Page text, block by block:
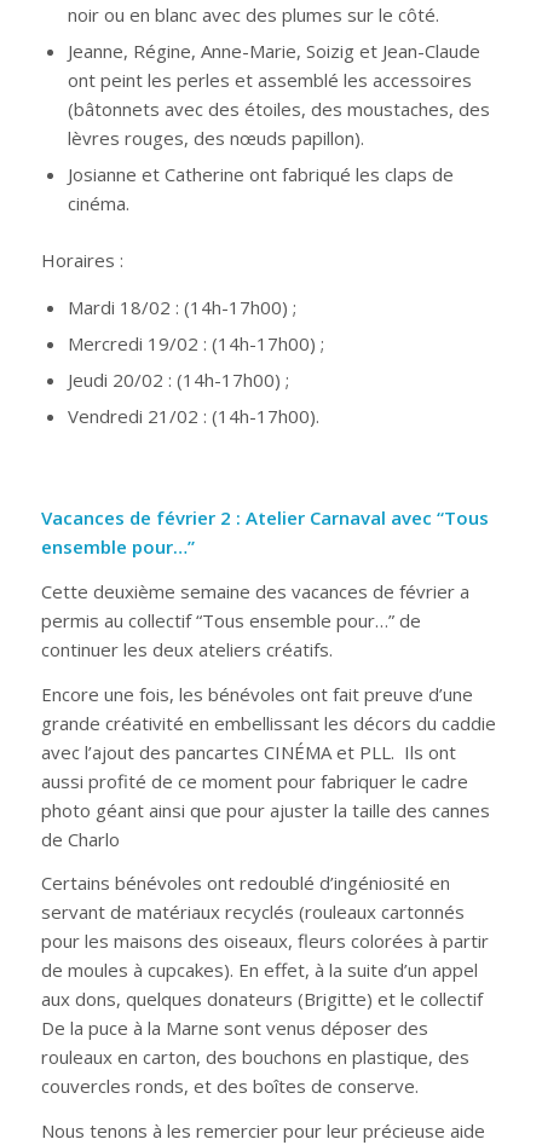
noir ou en blanc avec des plumes sur le côté.
Jeanne, Régine, Anne-Marie, Soizig et Jean-Claude
ont peint les perles et assemblé les accessoires
(bâtonnets avec des étoiles, des moustaches, des
lèvres rouges, des nœuds papillon).
Josianne et Catherine ont fabriqué les claps de
cinéma.
Horaires :
Mardi 18/02 : (14h-17h00) ;
Mercredi 19/02 : (14h-17h00) ;
Jeudi 20/02 : (14h-17h00) ;
Vendredi 21/02 : (14h-17h00).
Vacances de février 2 : Atelier Carnaval avec “Tous
ensemble pour…”
Cette deuxième semaine des vacances de février a
permis au collectif “Tous ensemble pour…” de
continuer les deux ateliers créatifs.
Encore une fois, les bénévoles ont fait preuve d’une
grande créativité en embellissant les décors du caddie
avec l’ajout des pancartes CINÉMA et PLL. Ils ont
aussi profité de ce moment pour fabriquer le cadre
photo géant ainsi que pour ajuster la taille des cannes
de Charlo
Certains bénévoles ont redoublé d’ingéniosité en
servant de matériaux recyclés (rouleaux cartonnés
pour les maisons des oiseaux, fleurs colorées à partir
de moules à cupcakes). En effet, à la suite d’un appel
aux dons, quelques donateurs (Brigitte) et le collectif
De la puce à la Marne sont venus déposer des
rouleaux en carton, des bouchons en plastique, des
couvercles ronds, et des boîtes de conserve.
Nous tenons à les remercier pour leur précieuse aide